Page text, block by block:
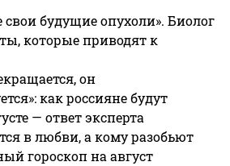
будущие опухоли». Биолог
которые приводят к
он
как россияне будут
— ответ эксперта
в любви, а кому разобьют
гороскоп на август